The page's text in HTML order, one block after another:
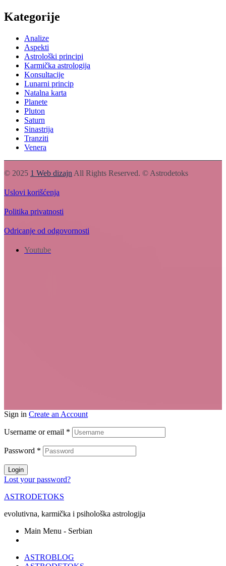
Kategorije
Analize
Aspekti
Astrološki principi
Karmička astrologija
Konsultacije
Lunarni princip
Natalna karta
Planete
Pluton
Saturn
Sinastrija
Tranziti
Venera
© 2025 1 Web dizajn All Rights Reserved. © Astrodetoks
Uslovi korišćenja
Politika privatnosti
Odricanje od odgovornosti
Youtube
Sign in Create an Account
Username or email *
Password *
Login
Lost your password?
ASTRODETOKS
evolutivna, karmička i psihološka astrologija
Main Menu - Serbian
ASTROBLOG